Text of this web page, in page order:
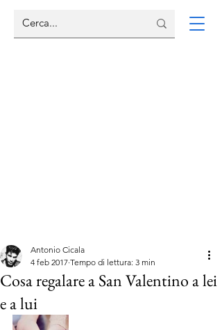
Cosa regalare a San Valentino a lei
e a lui
Antonio Cicala
4 feb 2017 Tempo di lettura: 3 min